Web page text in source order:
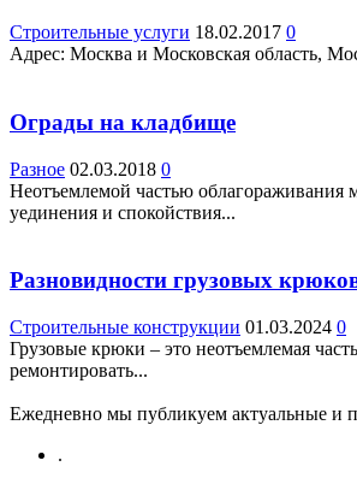
Строительные услуги 18.02.2017 0
Адрес: Москва и Московская область,
Ограды на кладбище
Разное 02.03.2018 0
Неотъемлемой частью облагораживания
уединения и спокойствия...
Разновидности грузовых
Строительные конструкции 01.03.2024 0
Грузовые крюки – это неотъемлемая
ремонтировать...
Ежедневно мы публикуем актуальные и
.